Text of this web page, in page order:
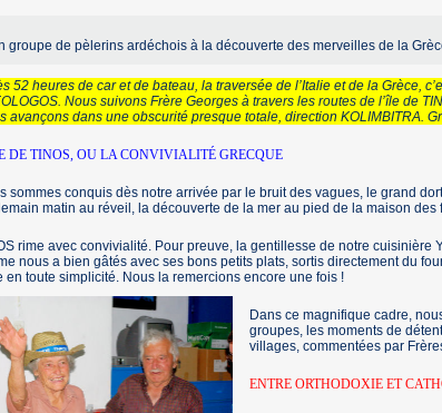
groupe de pèlerins ardéchois à la découverte des merveilles de la
52 heures de car et de bateau, la traversée de l’Italie et de la Grèce,
Nous suivons Frère Georges à travers les routes de l’île de
avançons dans une obscurité presque totale, direction KOLIMBITRA.
DE TINOS, OU LA CONVIVIALITÉ GRECQUE
sommes conquis dès notre arrivée par le bruit des vagues, le grand
matin au réveil, la découverte de la mer au pied de la maison
rime avec convivialité. Pour preuve, la gentillesse de notre cuisinière
nous a bien gâtés avec ses bons petits plats, sortis directement du
en toute simplicité. Nous la remercions encore une fois !
Dans ce magnifique cadre,
groupes, les moments de
villages, commentées par
ENTRE ORTHODOXIE ET